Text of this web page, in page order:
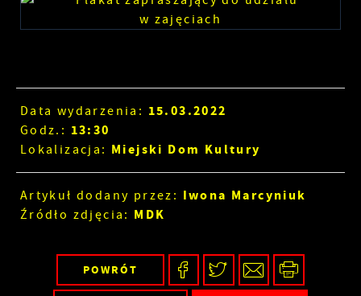
Data wydarzenia: 15.03.2022
Godz.: 13:30
Lokalizacja: Miejski Dom Kultury
Artykuł dodany przez: Iwona Marcyniuk
Źródło zdjęcia: MDK
POWRÓT